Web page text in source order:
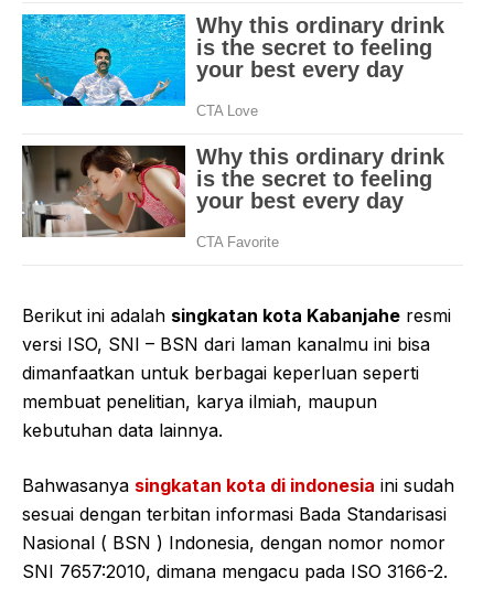
Berikut ini adalah singkatan kota Kabanjahe resmi
versi ISO, SNI – BSN dari laman kanalmu ini bisa
dimanfaatkan untuk berbagai keperluan seperti
membuat penelitian, karya ilmiah, maupun
kebutuhan data lainnya.
Bahwasanya singkatan kota di indonesia ini sudah
sesuai dengan terbitan informasi Bada Standarisasi
Nasional ( BSN ) Indonesia, dengan nomor nomor
SNI 7657:2010, dimana mengacu pada ISO 3166-2.